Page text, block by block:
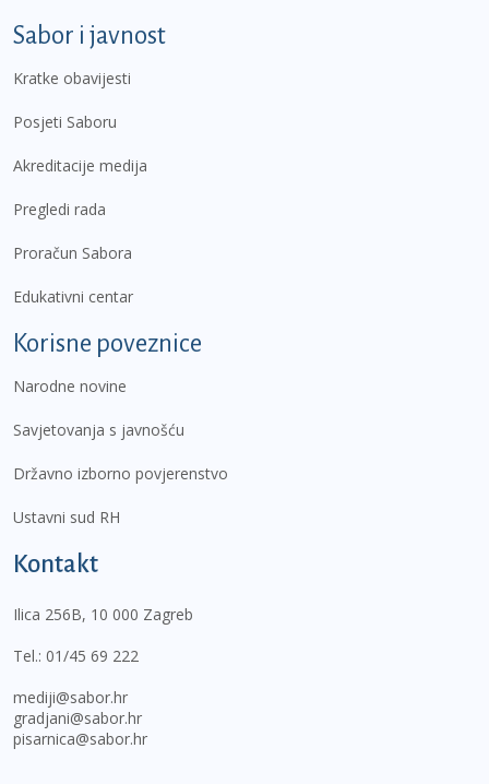
Sabor i javnost
Kratke obavijesti
Posjeti Saboru
Akreditacije medija
Pregledi rada
Proračun Sabora
Edukativni centar
Korisne poveznice
Narodne novine
Savjetovanja s javnošću
Državno izborno povjerenstvo
Ustavni sud RH
Kontakt
Ilica 256B, 10 000 Zagreb
Tel.: 01/45 69 222
mediji@sabor.hr
gradjani@sabor.hr
pisarnica@sabor.hr